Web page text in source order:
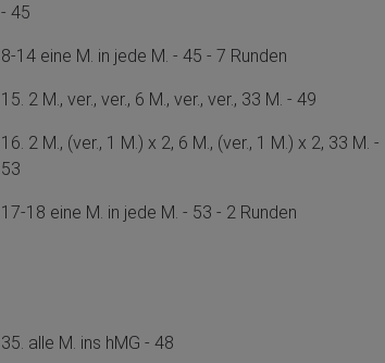
- 45
8-14 eine M. in jede M. - 45 - 7 Runden
15. 2 M., ver., ver., 6 M., ver., ver., 33 M. - 49
16. 2 M., (ver., 1 M.) x 2, 6 M., (ver., 1 M.) x 2, 33 M. -
53
17-18 eine M. in jede M. - 53 - 2 Runden
35. alle M. ins hMG - 48